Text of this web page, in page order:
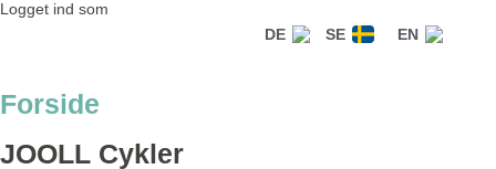
Logget ind som
Forside
JOOLL Cykler
DE SE EN